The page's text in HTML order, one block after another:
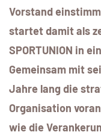
Vorstand
startet damit als
SPORTUNION in
Gemeinsam mit
Jahre lang die
Organisation
wie die